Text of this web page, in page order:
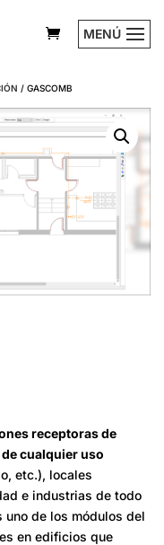
MENÚ
/ GASCOMB
receptoras de
cualquier uso
etc.), locales
e industrias de todo
uno de los módulos del
en edificios que